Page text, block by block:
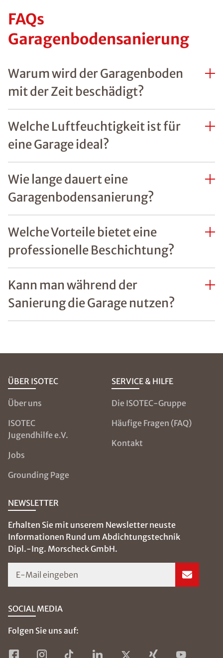
FAQs
Garagenbodensanierung
Warum wird der Garagenboden
mit der Zeit beschädigt?
Welche Luftfeuchtigkeit ist für
eine Garage ideal?
Wie lange dauert eine
Garagenbodensanierung?
Welche Vorteile bietet eine
professionelle Beschichtung?
Kann man während der
Sanierung die Garage nutzen?
ÜBER ISOTEC
Über uns
ISOTEC
Jugendhilfe e.V.
Jobs
Grounding Page
SERVICE & HILFE
Die ISOTEC-Gruppe
Häufige Fragen (FAQ)
Kontakt
NEWSLETTER
Erhalten Sie mit unserem Newsletter neuste
Informationen Rund um Abdichtungstechnik
Dipl.-Ing. Morscheck GmbH.
E-Mail eingeben
SOCIAL MEDIA
Folgen Sie uns auf: